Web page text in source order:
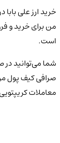
خرید ارز علی
من برای خرید و
است.
شما می‌توانید در
صرافی کیف پول
معاملات